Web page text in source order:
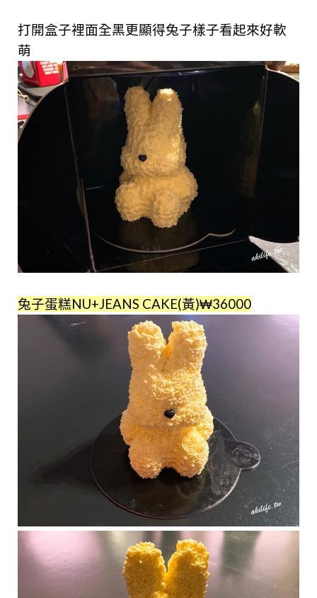
打開盒子裡面全黑更顯得兔子樣子看起來好軟
萌
兔子蛋糕NU+JEANS CAKE(黃)₩36000